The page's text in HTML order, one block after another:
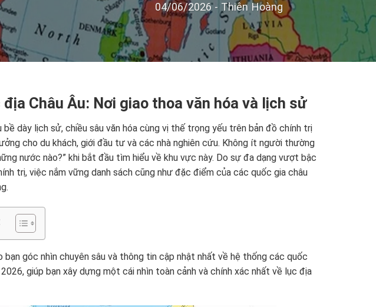
04/06/2026- Thiên Hoàng
địa Châu Âu: Nơi giao thoa văn hóa và lịch sử
bề dày lịch sử, chiều sâu văn hóa cùng vị thế trọng yếu trên bản đồ chính trị
cho du khách, giới đầu tư và các nhà nghiên cứu. Không ít người thường
nước nào?” khi bắt đầu tìm hiểu về khu vực này. Do sự đa dạng vượt bậc
trị, việc nắm vững danh sách cũng như đặc điểm của các quốc gia châu
bạn góc nhìn chuyên sâu và thông tin cập nhật nhất về hệ thống các quốc
giúp bạn xây dựng một cái nhìn toàn cảnh và chính xác nhất về lục địa